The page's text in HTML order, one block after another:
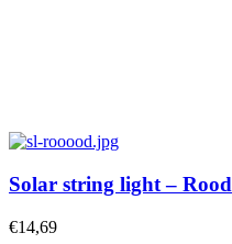
Solar string light – Rood
€14,69